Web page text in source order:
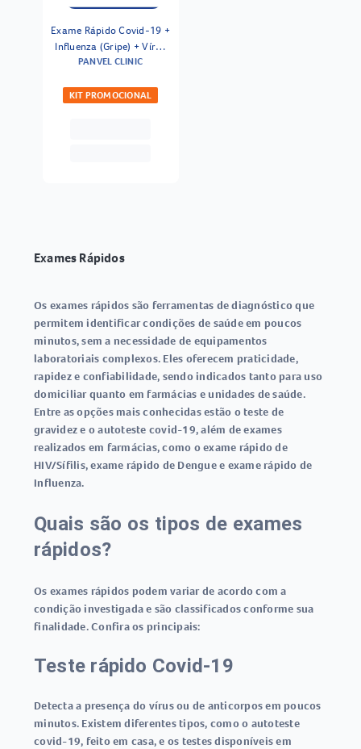
Exame Rápido Covid-19 +
Influenza (Gripe) + Vírus
Sincicial Respiratório
PANVEL CLINIC
KIT PROMOCIONAL
Exames Rápidos
Os exames rápidos são ferramentas de diagnóstico que
permitem identificar condições de saúde em poucos
minutos, sem a necessidade de equipamentos
laboratoriais complexos. Eles oferecem praticidade,
rapidez e confiabilidade, sendo indicados tanto para uso
domiciliar quanto em farmácias e unidades de saúde.
Entre as opções mais conhecidas estão oteste de
gravideze oautoteste covid-19, além de exames
realizados em farmácias, como oexame rápido de
HIV/Sífilis,exame rápido de Denguee exame rápido de
Influenza.
Quais são os tipos de exames
rápidos?
Os exames rápidos podem variar de acordo com a
condição investigada e são classificados conforme sua
finalidade. Confira os principais:
Teste rápido Covid-19
Detecta a presença do vírus ou de anticorpos em poucos
minutos. Existem diferentes tipos, como o autoteste
covid-19, feito em casa, e os testes disponíveis em